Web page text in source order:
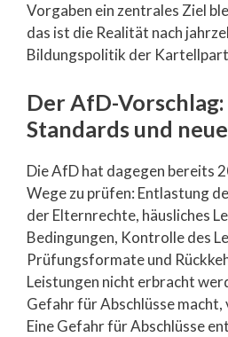
Vorgaben ein zentrales Ziel
das ist die Realität nach
Bildungspolitik der
Der AfD-
Standards und
Die AfD hat dagegen bereits
Wege zu prüfen: Entlastung
der Elternrechte, häusliches
Bedingungen, Kontrolle des
Prüfungsformate und
Leistungen nicht erbracht
Gefahr für Abschlüsse
Eine Gefahr für Abschlüsse